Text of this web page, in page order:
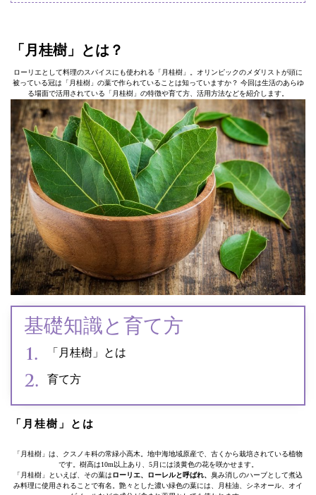
「月桂樹」とは？
ローリエとして料理のスパイスにも使われる「月桂樹」。オリンピックのメダリストが頭に
被っている冠は「月桂樹」の葉で作られていることは知っていますか？ 今回は生活のあらゆ
る場面で活用されている「月桂樹」の特徴や育て方、活用方法などを紹介します。
基礎知識と育て方
「月桂樹」とは
育て方
「月桂樹」とは
「月桂樹」は、クスノキ科の常緑小高木。地中海地域原産で、古くから栽培されている植物
です。樹高は10m以上あり、5月には淡黄色の花を咲かせます。
「月桂樹」といえば、その葉はローリエ、ローレルと呼ばれ、 臭み消しのハーブとして煮込
み料理に使用されることで有名。艶々とした濃い緑色の葉には、月桂油、シネオール、オイ